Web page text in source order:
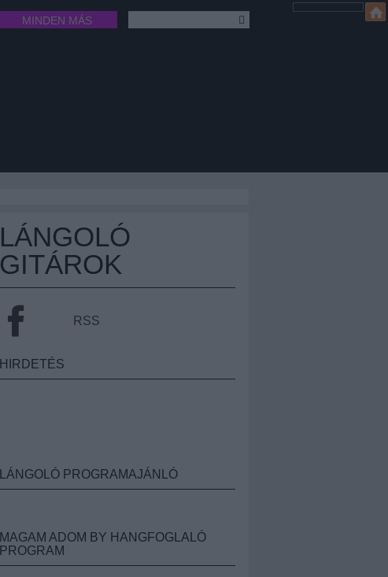
MINDEN MÁS
LÁNGOLÓ
GITÁROK
RSS
HIRDETÉS
LÁNGOLÓ PROGRAMAJÁNLÓ
MAGAM ADOM BY HANGFOGLALÓ
PROGRAM